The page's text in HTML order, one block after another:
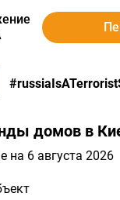
домов в
на 6 августа 2026